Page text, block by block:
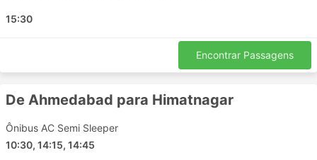
15:30
Encontrar Passagens
De Ahmedabad para Himatnagar
Ônibus AC Semi Sleeper
10:30, 14:15, 14:45